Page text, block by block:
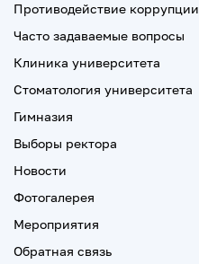
Противодействие коррупции
Часто задаваемые вопросы
Клиника университета
Стоматология университета
Гимназия
Выборы ректора
Новости
Фотогалерея
Мероприятия
Обратная связь